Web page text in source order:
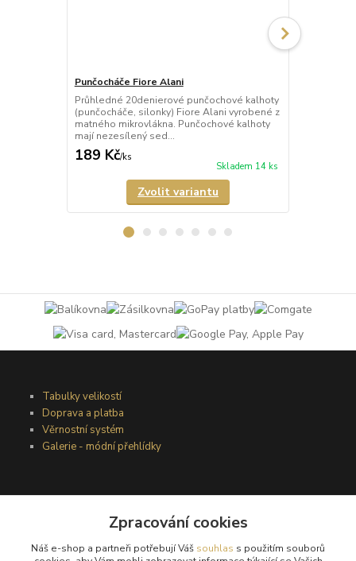
Punčocháče Fiore Alani
Průhledné 20denierové punčochové kalhoty
(punčocháče, silonky) Fiore Alani vyrobené z
matného mikrovlákna. Punčochové kalhoty
mají nezesílený sed...
189 Kč/ks
Skladem 14 ks
Zvolit variantu
Tabulky velikostí
Doprava a platba
Věrnostní systém
Galerie - módní přehlídky
Obchodní podmínky
Ochrana osobních údajů
Kontakty
Zpracování cookies
Náš e-shop a partneři potřebují Váš souhlas s použitím souborů